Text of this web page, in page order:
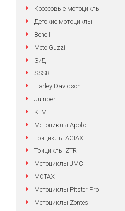
Кроссовые мотоциклы
Детские мотоциклы
Benelli
Moto Guzzi
ЗиД
SSSR
Harley Davidson
Jumper
KTM
Мотоциклы Apollo
Трициклы AGIAX
Трициклы ZTR
Мотоциклы JMC
MOTAX
Мотоциклы Pitster Pro
Мотоциклы Zontes